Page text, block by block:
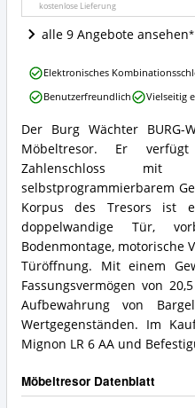
dieser
Möbeltresor
kostenlose Lieferung
alle 9 Angebote ansehen
Burg
Wächter
BURG-
WÄCHTER
Möbeltresor
Zusammenfassung:
Was
bietet
dieser
Möbeltresor?
Der Burg Wächter BURG-
Möbeltresor. Er
Zahlenschloss mit
selbstprogrammierbarem
Korpus des Tresors ist
doppelwandige Tür,
Bodenmontage, motorische
Türöffnung. Mit einem
Fassungsvermögen von
Aufbewahrung von
Wertgegenständen. Im
Mignon LR 6 AA und
Möbeltresor Datenblatt
Burg
Wächter
BURG-
Möbeltresor
Vorteile:
Was
spricht
für
diesen
Möbeltresor?
Elektronisches
Benutzerfreundlich
Vielseitig